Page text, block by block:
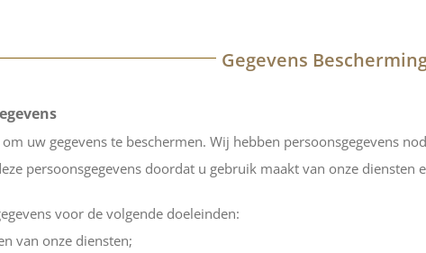
Gegevens
uw gegevens te beschermen. Wij hebben persoonsgegevens
persoonsgegevens doordat u gebruik maakt van onze diensten
voor de volgende doeleinden:
van onze diensten;